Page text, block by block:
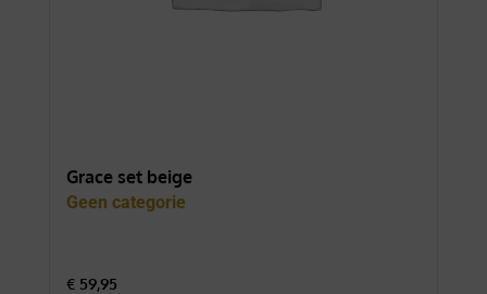
Grace set beige
Geen categorie
€ 59,95